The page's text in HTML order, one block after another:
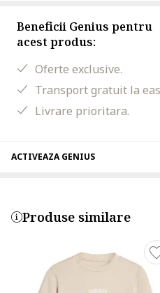
Beneficii Genius pentru
acest produs:
Oferte exclusive.
Transport gratuit la
Livrare prioritara.
ACTIVEAZA GENIUS
Produse similare